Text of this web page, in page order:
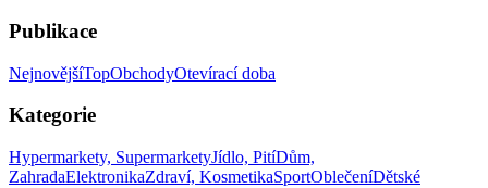
Publikace
NejnovějšíTopObchodyOtevírací doba
Kategorie
Hypermarkety, SupermarketyJídlo, PitíDům,
ZahradaElektronikaZdraví, KosmetikaSportOblečeníDětské